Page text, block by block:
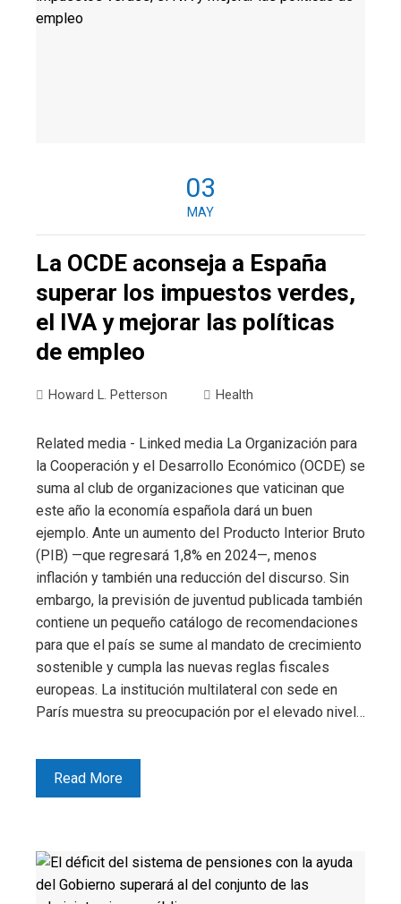
03
MAY
La OCDE aconseja a España
superar los impuestos verdes,
el IVA y mejorar las políticas
de empleo
Howard L. Petterson Health
Related media - Linked media La Organización para
la Cooperación y el Desarrollo Económico (OCDE) se
suma al club de organizaciones que vaticinan que
este año la economía española dará un buen
ejemplo. Ante un aumento del Producto Interior Bruto
(PIB) —que regresará 1,8% en 2024—, menos
inflación y también una reducción del discurso. Sin
embargo, la previsión de juventud publicada también
contiene un pequeño catálogo de recomendaciones
para que el país se sume al mandato de crecimiento
sostenible y cumpla las nuevas reglas fiscales
europeas. La institución multilateral con sede en
París muestra su preocupación por el elevado nivel…
Read More